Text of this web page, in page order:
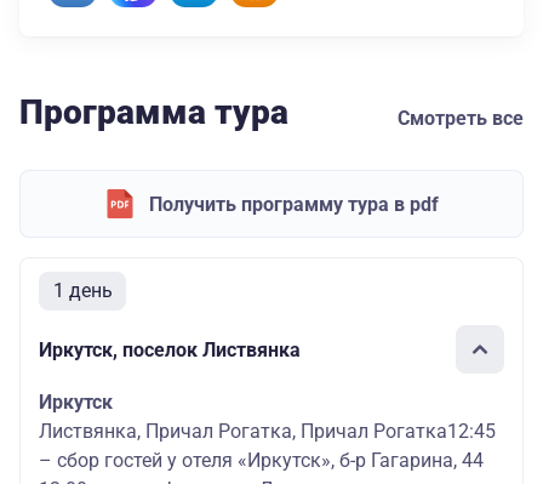
Программа тура Смотреть все
Получить программу тура в pdf
1 день
Иркутск, поселок Листвянка
Иркутск
Листвянка, Причал Рогатка, Причал Рогатка12:45
– сбор гостей у отеля «Иркутск», б-р Гагарина, 44